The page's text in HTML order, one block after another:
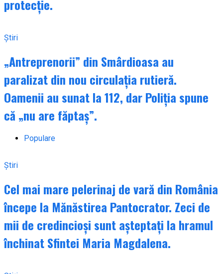
protecție.
Știri
„Antreprenorii” din Smârdioasa au
paralizat din nou circulația rutieră.
Oamenii au sunat la 112, dar Poliția spune
că „nu are făptaș”.
Populare
Știri
Cel mai mare pelerinaj de vară din România
începe la Mănăstirea Pantocrator. Zeci de
mii de credincioși sunt așteptați la hramul
închinat Sfintei Maria Magdalena.